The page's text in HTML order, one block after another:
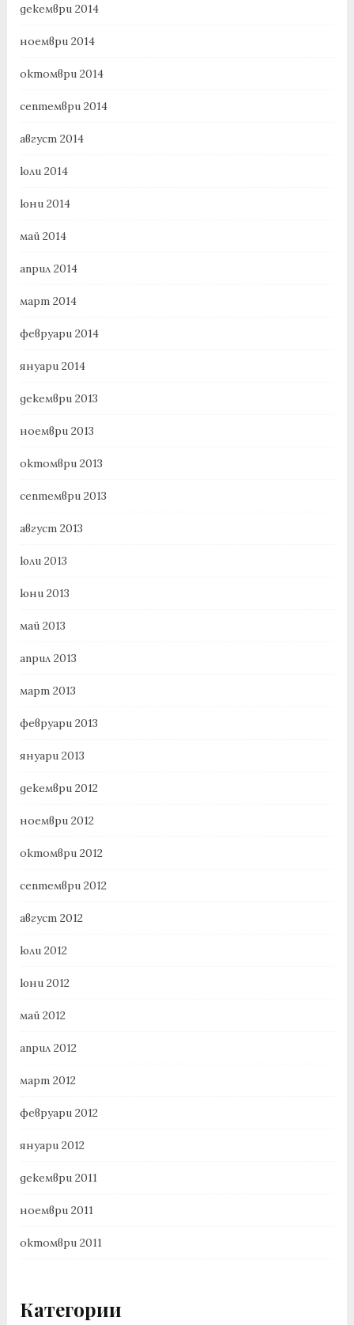
декември 2014
ноември 2014
октомври 2014
септември 2014
август 2014
юли 2014
юни 2014
май 2014
април 2014
март 2014
февруари 2014
януари 2014
декември 2013
ноември 2013
октомври 2013
септември 2013
август 2013
юли 2013
юни 2013
май 2013
април 2013
март 2013
февруари 2013
януари 2013
декември 2012
ноември 2012
октомври 2012
септември 2012
август 2012
юли 2012
юни 2012
май 2012
април 2012
март 2012
февруари 2012
януари 2012
декември 2011
ноември 2011
октомври 2011
Категории